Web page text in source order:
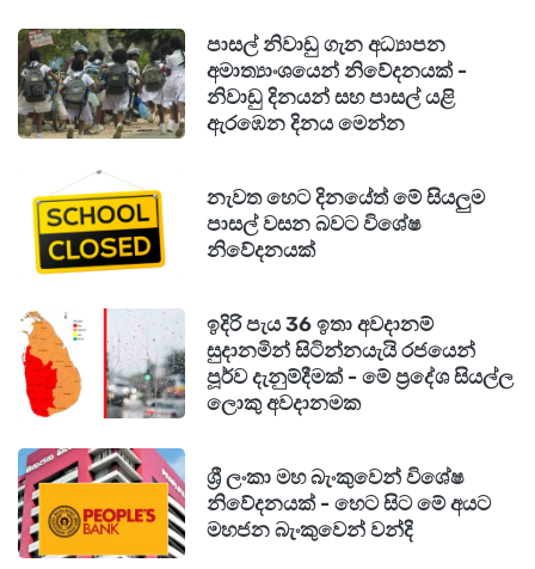
පාසල් නිවාඩු ගැන අධ්‍යාපන
අමාත්‍යාංශයෙන් නිවේදනයක් -
නිවාඩු දිනයන් සහ පාසල් යළි
ඇරඹෙන දිනය මෙන්න
නැවත හෙට දිනයේත් මේ සියලුම
පාසල් වසන බවට විශේෂ
නිවේදනයක්
ඉදිරි පැය 36 ඉතා අවදානම්
සුදානමින් සිටින්නයැයි රජයෙන්
පූර්ව දැනුම්දීමක් - මේ ප්‍රදේශ සියල්ල
ලොකු අවදානමක
ශ්‍රී ලංකා මහ බැංකුවෙන් විශේෂ
නිවේදනයක් - හෙට සිට මේ අයට
මහජන බැංකුවෙන් වන්දි